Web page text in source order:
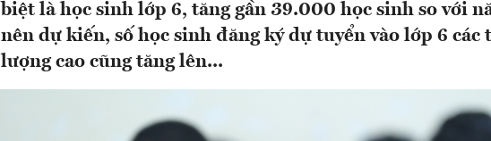
biệt là học sinh lớp 6, tăng gần 39.000 học sinh so với
nên dự kiến, số học sinh đăng ký dự tuyển vào lớp 6 các
lượng cao cũng tăng lên...